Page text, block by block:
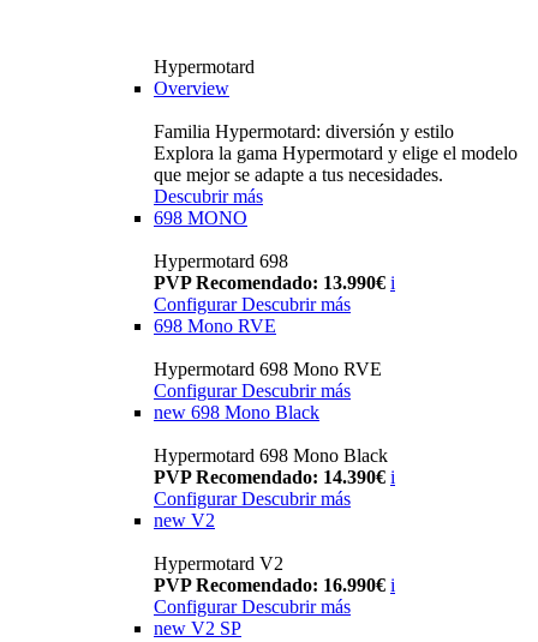
Hypermotard
Overview
Familia Hypermotard: diversión y estilo
Explora la gama Hypermotard y elige el modelo
que mejor se adapte a tus necesidades.
Descubrir más
698 MONO
Hypermotard 698
PVP Recomendado: 13.990€ i
ConfigurarDescubrir más
698 Mono RVE
Hypermotard 698 Mono RVE
Configurar Descubrir más
new 698 Mono Black
Hypermotard 698 Mono Black
PVP Recomendado: 14.390€ i
Configurar Descubrir más
new V2
Hypermotard V2
PVP Recomendado: 16.990€ i
Configurar Descubrir más
new V2 SP